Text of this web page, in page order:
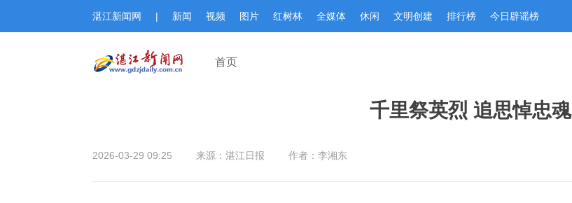
湛江新闻网 | 新闻 视频 图片 红树林 全媒体 休闲 文明创建 排行榜 今日辟谣榜
首页
千里祭英烈 追思悼忠魂
2026-03-29 09:25 来源：湛江日报 作者：李湘东